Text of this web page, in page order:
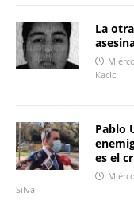
La
Kacic
Pablo
es el
Silva